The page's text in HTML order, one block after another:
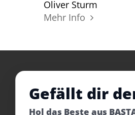
Oliver Sturm
Mehr Info
Gefällt dir
Hol das Beste aus